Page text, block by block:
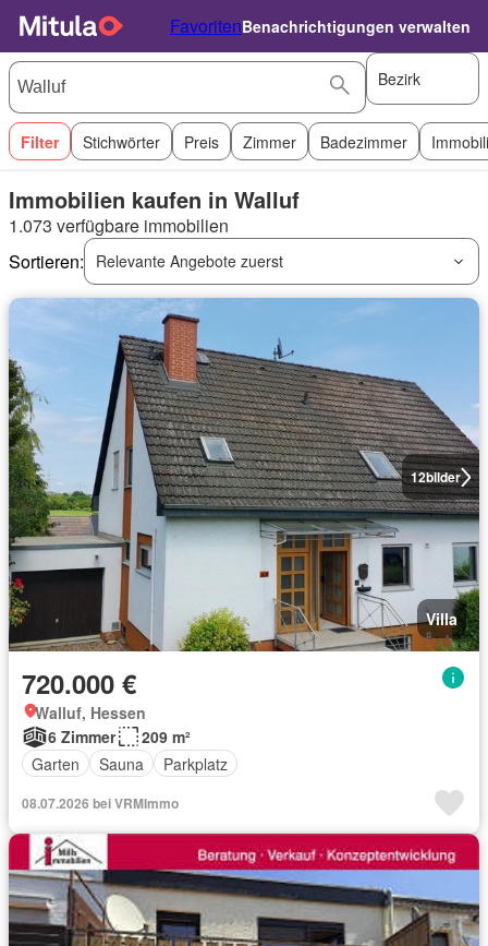
FavoritenBenachrichtigungen verwalten
Bezirk
Filter Stichwörter Preis Zimmer Badezimmer
Immobilien kaufen in Walluf
1.073 verfügbare immobilien
Sortieren:
Relevante Angebote zuerst
12bilder
Villa
720.000 €
Walluf, Hessen
6 Zimmer
209 m²
Garten
Sauna Parkplatz
08.07.2026 bei VRMImmo